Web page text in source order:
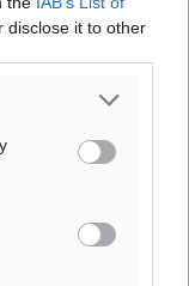
disclose it to other